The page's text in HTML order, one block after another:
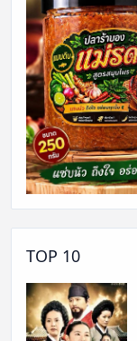
TOP 10